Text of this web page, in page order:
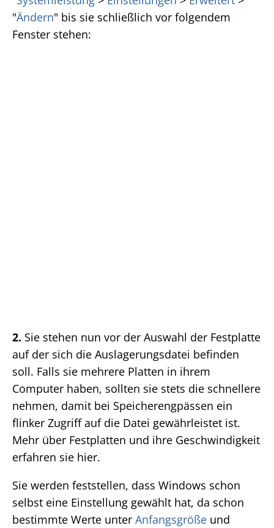
"Ändern" bis sie schließlich vor folgendem
Fenster stehen:
2. Sie stehen nun vor der Auswahl der Festplatte
auf der sich die Auslagerungsdatei befinden
soll. Falls sie mehrere Platten in ihrem
Computer haben, sollten sie stets die schnellere
nehmen, damit bei Speicherengpässen ein
flinker Zugriff auf die Datei gewährleistet ist.
Mehr über Festplatten und ihre Geschwindigkeit
erfahren sie hier.
Sie werden feststellen, dass Windows schon
selbst eine Einstellung gewählt hat, da schon
bestimmte Werte unter Anfangsgröße und